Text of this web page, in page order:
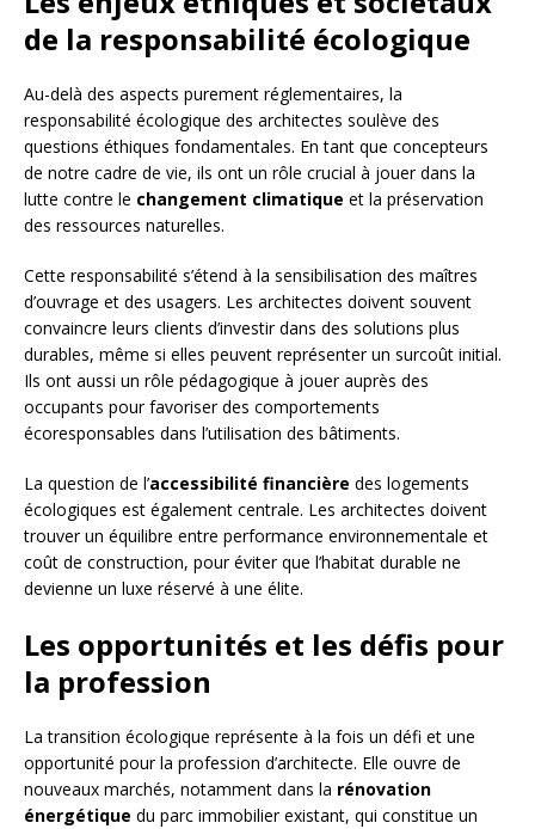
de la responsabilité écologique
Au-delà des aspects purement réglementaires, la
responsabilité écologique des architectes soulève des
questions éthiques fondamentales. En tant que concepteurs
de notre cadre de vie, ils ont un rôle crucial à jouer dans la
lutte contre le changement climatique et la préservation
des ressources naturelles.
Cette responsabilité s’étend à la sensibilisation des maîtres
d’ouvrage et des usagers. Les architectes doivent souvent
convaincre leurs clients d’investir dans des solutions plus
durables, même si elles peuvent représenter un surcoût initial.
Ils ont aussi un rôle pédagogique à jouer auprès des
occupants pour favoriser des comportements
écoresponsables dans l’utilisation des bâtiments.
La question de l’accessibilité financière des logements
écologiques est également centrale. Les architectes doivent
trouver un équilibre entre performance environnementale et
coût de construction, pour éviter que l’habitat durable ne
devienne un luxe réservé à une élite.
Les opportunités et les défis pour
la profession
La transition écologique représente à la fois un défi et une
opportunité pour la profession d’architecte. Elle ouvre de
nouveaux marchés, notamment dans la rénovation
énergétique du parc immobilier existant, qui constitue un